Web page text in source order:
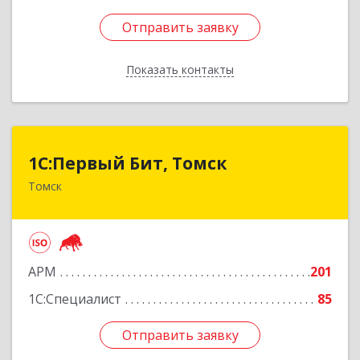
Отправить заявку
Показать контакты
Отправить заявку
Назад
1С:Первый Бит, Томск
Томск
АРМ
201
1С:Специалист
85
Отправить заявку
634041, Томская обл, Томск г, Кирова пр-кт,
Отправить заявку